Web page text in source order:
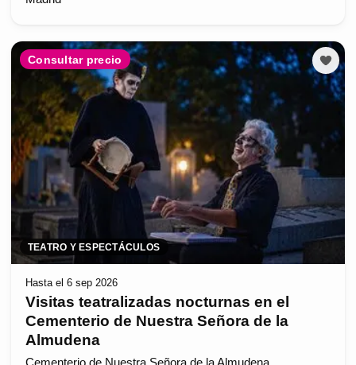
Consultar precio
TEATRO Y ESPECTÁCULOS
Hasta el 6 sep 2026
Visitas teatralizadas nocturnas en el
Cementerio de Nuestra Señora de la
Almudena
Cementerio de Nuestra Señora de la Almudena